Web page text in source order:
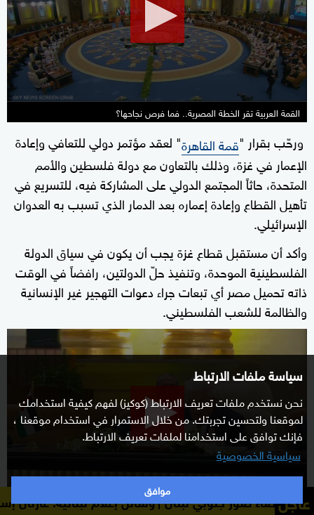
سياسة ملفات الارتباط
نحن نستخدم ملفات تعريف الارتباط (كوكيز) لفهم كيفية استخدامك
لموقعنا ولتحسين تجربتك. من خلال الاستمرار في استخدام موقعنا ،
فإنك توافق على استخدامنا لملفات تعريف الارتباط.
سياسية الخصوصية
موافق
minutes,
23
seconds
القمة العربية تقر الخطة المصرية.. فما فرص نجاحها؟
ورحّب بقرار "قمة القاهرة" لعقد مؤتمر دولي للتعافي وإعادة
الإعمار في غزة، وذلك بالتعاون مع دولة فلسطين والأمم
المتحدة، حاثاً المجتمع الدولي على المشاركة فيه، للتسريع في
تأهيل القطاع وإعادة إعماره بعد الدمار الذي تسبب به العدوان
الإسرائيلي.
وأكد أن مستقبل قطاع غزة يجب أن يكون في سياق الدولة
الفلسطينية الموحدة، وتنفيذ حلّ الدولتين، رافضاً في الوقت
ذاته تحميل مصر أي تبعات جراء دعوات التهجير غير الإنسانية
والظالمة للشعب الفلسطيني.
seconds
minutes,
23
ارتياح فلسطيني بعد قرارات عباس الإصلاحية في القمة العربية
عاجللبنان وسائل إعلام لبنانية: غارتان إسرائيليتان